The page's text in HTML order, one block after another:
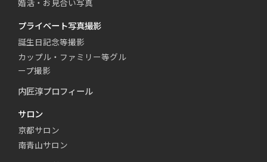
婚活・お見合い写真
プライベート写真撮影
誕生日記念等撮影
カップル・ファミリー等グル
ープ撮影
内匠淳プロフィール
サロン
京都サロン
南青山サロン